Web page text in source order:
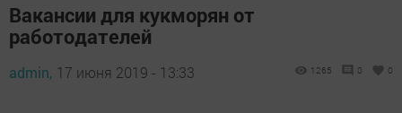
Вакансии для кукморян от
работодателей
admin, 17 июня 2019 - 13:33 1265 0 0